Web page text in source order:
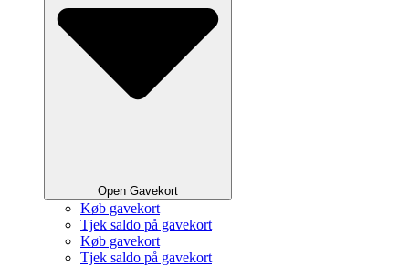
Open Gavekort
Køb gavekort
Tjek saldo på gavekort
Køb gavekort
Tjek saldo på gavekort